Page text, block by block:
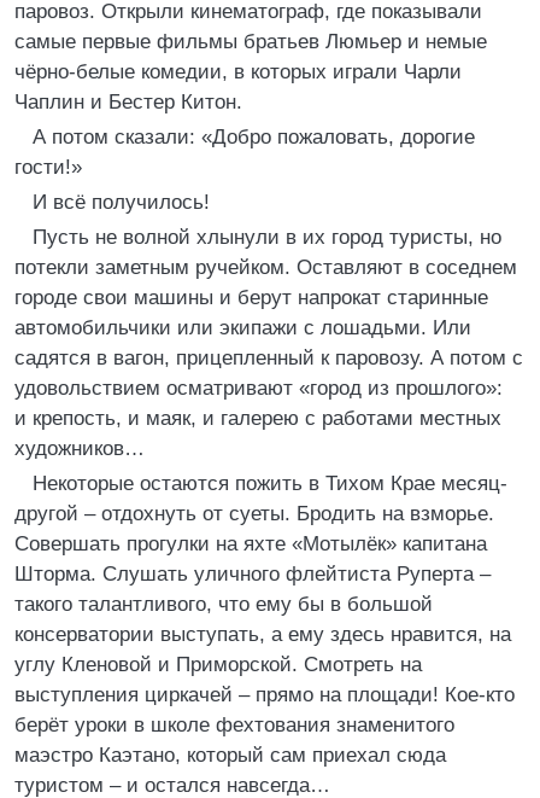
паровоз. Открыли кинематограф, где показывали
самые первые фильмы братьев Люмьер и немые
чёрно-белые комедии, в которых играли Чарли
Чаплин и Бестер Китон.
А потом сказали: «Добро пожаловать, дорогие
гости!»
И всё получилось!
Пусть не волной хлынули в их город туристы, но
потекли заметным ручейком. Оставляют в соседнем
городе свои машины и берут напрокат старинные
автомобильчики или экипажи с лошадьми. Или
садятся в вагон, прицепленный к паровозу. А потом с
удовольствием осматривают «город из прошлого»:
и крепость, и маяк, и галерею с работами местных
художников…
Некоторые остаются пожить в Тихом Крае месяц-
другой – отдохнуть от суеты. Бродить на взморье.
Совершать прогулки на яхте «Мотылёк» капитана
Шторма. Слушать уличного флейтиста Руперта –
такого талантливого, что ему бы в большой
консерватории выступать, а ему здесь нравится, на
углу Кленовой и Приморской. Смотреть на
выступления циркачей – прямо на площади! Кое-кто
берёт уроки в школе фехтования знаменитого
маэстро Каэтано, который сам приехал сюда
туристом – и остался навсегда…